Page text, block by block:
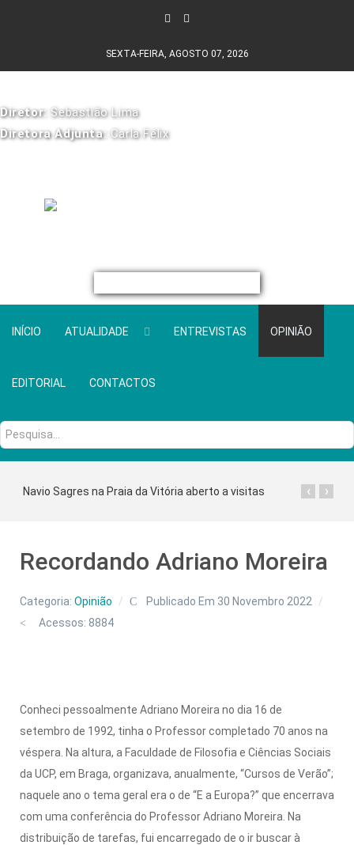
SEXTA-FEIRA, AGOSTO 07, 2026
Diretor: Sebastião Lima
Diretora Adjunta: Carla Félix
INÍCIO ATUALIDADE ENTREVISTAS OPINIÃO
EDITORIAL CONTACTOS
Pesquisa...
Navio Sagres na Praia da Vitória aberto a visitas ›
‹
Recordando Adriano Moreira
Categoria: Opinião
Publicado Em 30 Novembro 2022
Acessos: 8884
Conheci pessoalmente Adriano Moreira no dia 16 de
setembro de 1992, tinha o Professor completado 70 anos na
véspera. Na altura, a Faculdade de Filosofia e Ciências Sociais
da UCP, em Braga, organizava, anualmente, “Cursos de Verão”;
naquele ano o tema geral era o de “E a Europa?” que encerrava
com uma conferência do Professor Adriano Moreira. Na
distribuição de tarefas, fui encarregado de o ir buscar à